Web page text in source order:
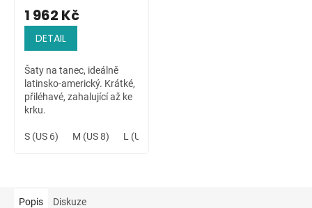
1 962 Kč
DETAIL
Šaty na tanec, ideálně
latinsko-americký. Krátké,
přiléhavé, zahalující až ke
krku.
S (US 6) M (US 8) L (US 10)
Popis Diskuze